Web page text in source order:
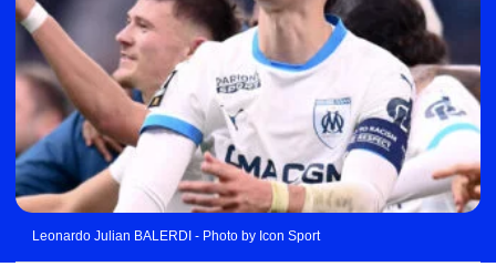
Leonardo Julian BALERDI - Photo by Icon Sport